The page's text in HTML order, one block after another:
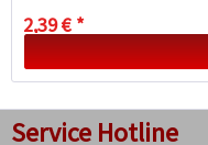
2,39 € *
Service Hotline